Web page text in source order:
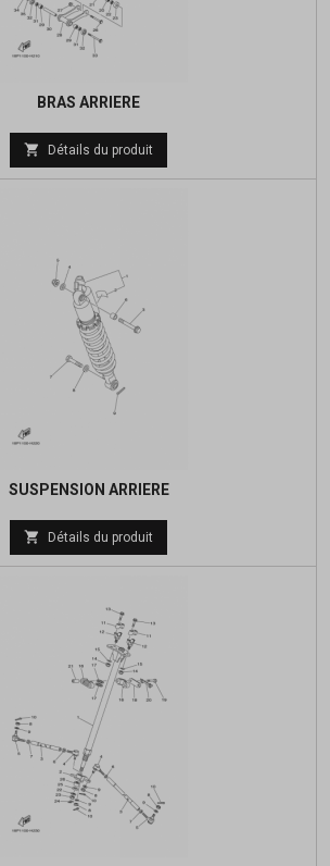
BRAS ARRIERE
Prix
de
 Détails du produit
SUSPENSION ARRIERE
Prix
de
 Détails du produit